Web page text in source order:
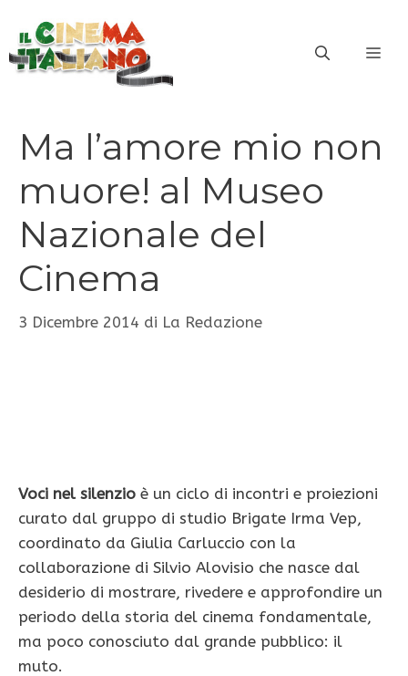
contenuto
Ma l’amore mio non
muore! al Museo
Nazionale del
Cinema
3 Dicembre 2014 di La Redazione
Voci nel silenzio è un ciclo di incontri e proiezioni
curato dal gruppo di studio Brigate Irma Vep,
coordinato da Giulia Carluccio con la
collaborazione di Silvio Alovisio che nasce dal
desiderio di mostrare, rivedere e approfondire un
periodo della storia del cinema fondamentale,
ma poco conosciuto dal grande pubblico: il
muto.